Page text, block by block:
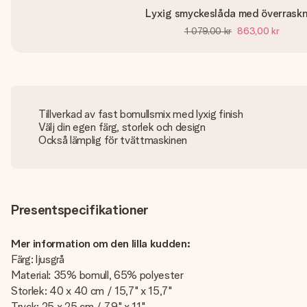
Lyxig smyckeslåda med
1 079,00 kr 863,00 kr
Tillverkad av fast bomullsmix med lyxig finish
Välj din egen färg, storlek och design
Också lämplig för tvättmaskinen
Presentspecifikationer
Mer information om den lilla kudden:
Färg: ljusgrå
Material: 35% bomull, 65% polyester
Storlek: 40 x 40 cm / 15,7" x 15,7"